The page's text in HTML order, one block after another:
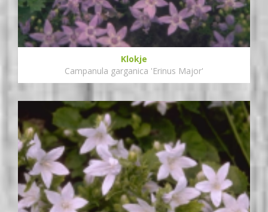
Klokje
Campanula garganica 'Erinus Major'